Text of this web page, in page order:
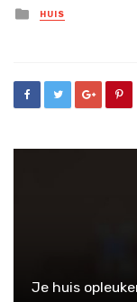
Posted
in
HUIS
Je huis